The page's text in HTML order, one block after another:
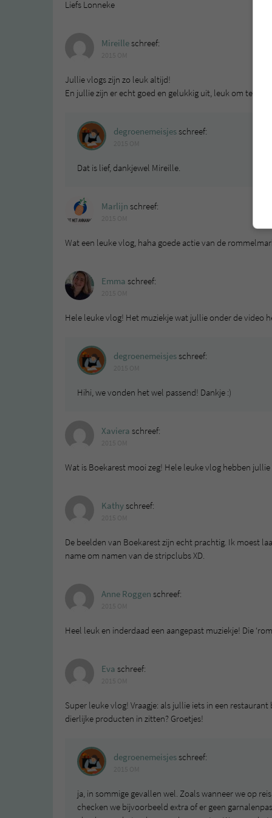
Liefs Lonneke
Mireilleschreef:
Jullie vlogs zijn zo leuk altijd!
En jullie zijn er echt goed en gelukkig uit, leuk om te zien
degroenemeisjesschreef:
Dat is lief, dankjewel Mireille.
Marlijn schreef:
Wat een leuke vlog, haha goede actie van de
Emma schreef:
Hele leuke vlog! Het muziekje wat jullie onder de video
degroenemeisjesschreef:
Hihi, we vonden het wel passend! Dankje :)
Xaviera schreef:
Wat is Boekarest mooi zeg! Hele leuke vlog hebben
Kathyschreef:
De beelden van Boekarest zijn echt prachtig. Ik moest
name om namen van de stripclubs XD.
Anne Roggen schreef:
Heel leuk en inderdaad een aangepast muziekje! Die
Eva schreef:
Super leuke vlog! Vraagje: als jullie iets in een
dierlijke producten in zitten? Groetjes!
degroenemeisjesschreef:
ja, in sommige gevallen wel. Zoals wanneer we op
checken we bijvoorbeeld extra of er geen